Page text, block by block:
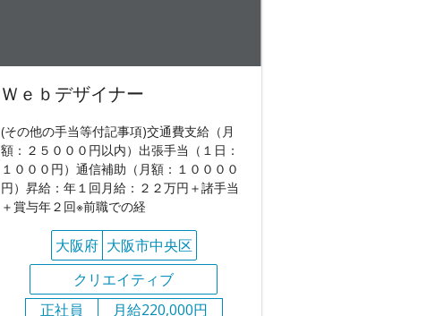
Ｗｅｂデザイナー
(その他の手当等付記事項)交通費支給（月
額：２５０００円以内）出張手当（１日：
１０００円）通信補助（月額：１００００
円）昇給：年１回月給：２２万円＋諸手当
＋賞与年２回※前職での経
大阪府 大阪市中央区
クリエイティブ
正社員
月給220,000円